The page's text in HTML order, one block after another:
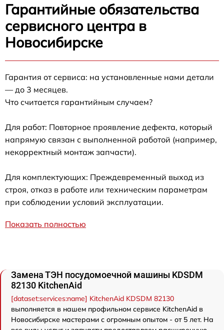
Гарантийные обязательства
сервисного центра в
Новосибирске
Гарантия от сервиса: на установленные нами детали
— до 3 месяцев.
Что считается гарантийным случаем?
Для работ: Повторное проявление дефекта, который
напрямую связан с выполненной работой (например,
некорректный монтаж запчасти).
Для комплектующих: Преждевременный выход из
строя, отказ в работе или техническим параметрам
при соблюдении условий эксплуатации.
Показать полностью
Замена ТЭН посудомоечной машины KDSDM
82130 KitchenAid
[dataset:services:name] KitchenAid KDSDM 82130
выполняется в нашем профильном сервисе KitchenAid в
Новосибирске мастерами с огромным опытом - от 5 лет. На